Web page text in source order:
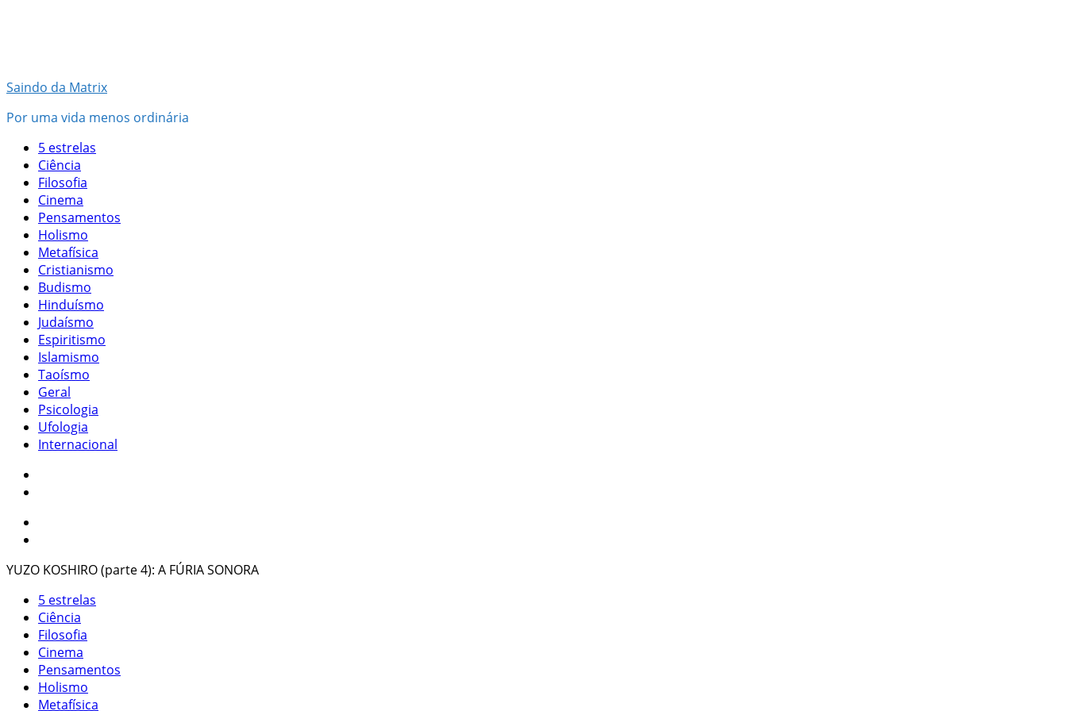
Saindo da Matrix
Por uma vida menos ordinária
5 estrelas
Ciência
Filosofia
Cinema
Pensamentos
Holismo
Metafísica
Cristianismo
Budismo
Hinduísmo
Judaísmo
Espiritismo
Islamismo
Taoísmo
Geral
Psicologia
Ufologia
Internacional
YUZO KOSHIRO (parte 4): A FÚRIA SONORA
5 estrelas
Ciência
Filosofia
Cinema
Pensamentos
Holismo
Metafísica